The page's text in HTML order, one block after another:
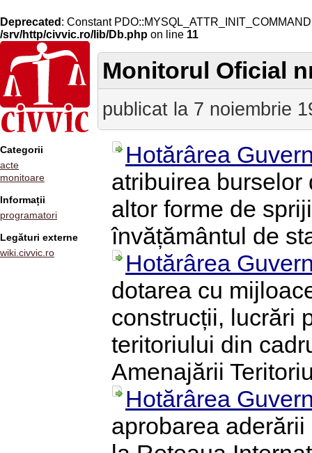
Deprecated : Constant
/srv/http/civvic.ro/lib/Db.php on line 11
Categorii
acte
monitoare
Informații
programatori
Legături externe
wiki.civvic.ro
Monitorul Oficial
publicat la 7 noiembrie
Hotărârea
atribuirea burselor
altor forme de
învățământul de
Hotărârea
dotarea cu
construcții, lucrări
teritoriului din
Amenajării
Hotărârea
aprobarea